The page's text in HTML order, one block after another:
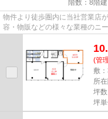
階数：8階
物件より徒歩圏内に当社営業店
容・物販などの様々な業種のニ
尚、弊社ではおとり広告は一切...
(管
敷
所
坪
坪単